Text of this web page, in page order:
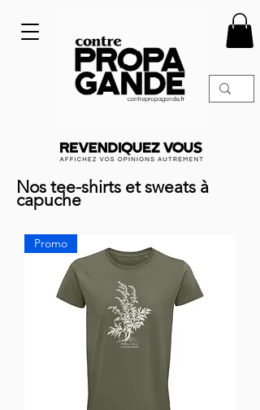
Nos tee-shirts et sweats à
capuche
Promo